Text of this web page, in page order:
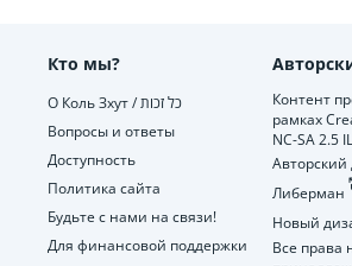
Кто мы?
О Коль Зхут / כל זכות
Вопросы и ответы
Доступность
Политика сайта
Будьте с нами на связи!
Для финансовой поддержки
Контент
рамках
NC-SA 2.5
Либерман
Новый
Все права